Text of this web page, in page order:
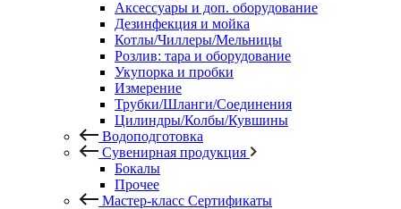
Аксессуары и доп. оборудование
Дезинфекция и мойка
Котлы/Чиллеры/Мельницы
Розлив: тара и оборудование
Укупорка и пробки
Измерение
Трубки/Шланги/Соединения
Цилиндры/Колбы/Кувшины
Водоподготовка
Сувенирная продукция
Бокалы
Прочее
Мастер-класс Сертификаты